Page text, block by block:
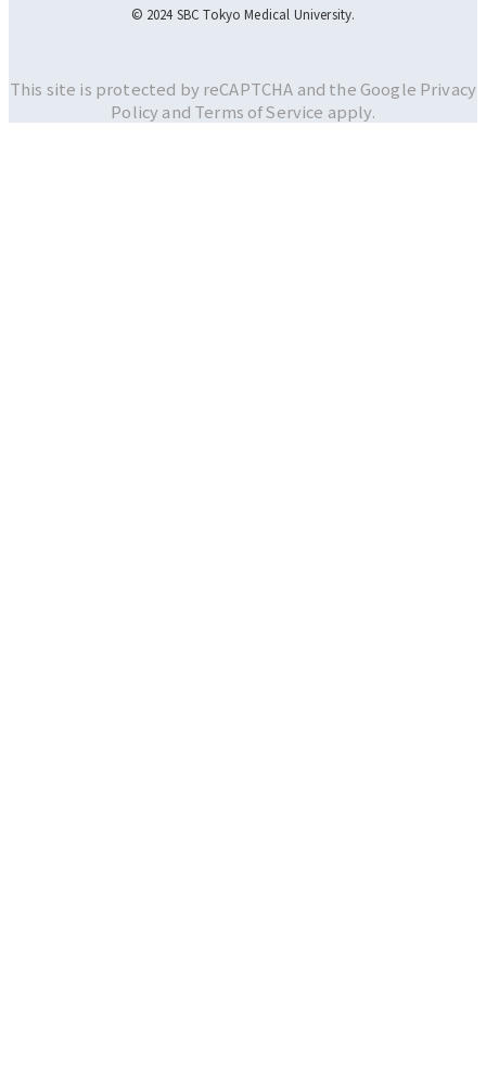
© 2024 SBC Tokyo Medical University.
This site is protected by reCAPTCHA and the Google Privacy
Policy and Terms of Service apply.